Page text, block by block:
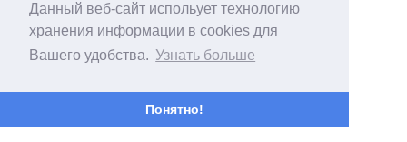
Данный веб-сайт испольует технологию
хранения информации в cookies для
Вашего удобства. Узнать больше
Понятно!